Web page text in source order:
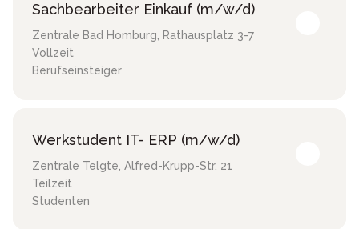
Sachbearbeiter Einkauf (m/w/d)
Zentrale Bad Homburg, Rathausplatz 3-7
Vollzeit
Berufseinsteiger
Werkstudent IT- ERP (m/w/d)
Zentrale Telgte, Alfred-Krupp-Str. 21
Teilzeit
Studenten